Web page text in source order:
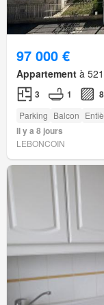
97 000 €
Appartement à
3 1
Parking Balcon
Il y a 8 jours
LEBONCOIN